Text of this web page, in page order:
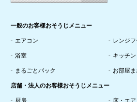
一般のお客様おそうじメニュー
エアコン レンジ
浴室 キッチン
まるごとパック お部屋ま
店舗・法人のお客様おそうじメニュー
厨房 床・エ